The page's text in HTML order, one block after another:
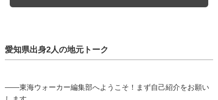
愛知県出身2人の地元トーク
――東海ウォーカー編集部へようこそ！まず自己紹介をお願い